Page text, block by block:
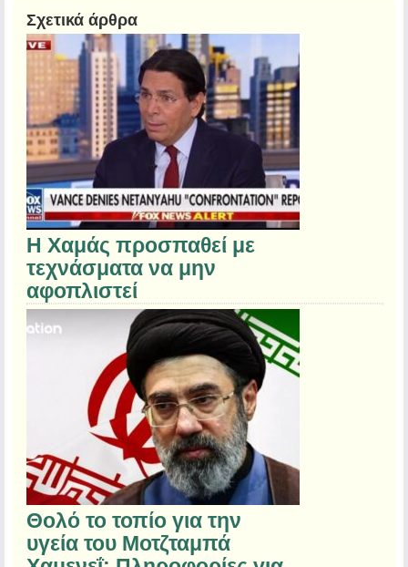
Σχετικά άρθρα
Η Χαμάς προσπαθεί με
τεχνάσματα να μην
αφοπλιστεί
Θολό το τοπίο για την
υγεία του Μοτζταμπά